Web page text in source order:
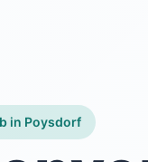
in Poysdorf